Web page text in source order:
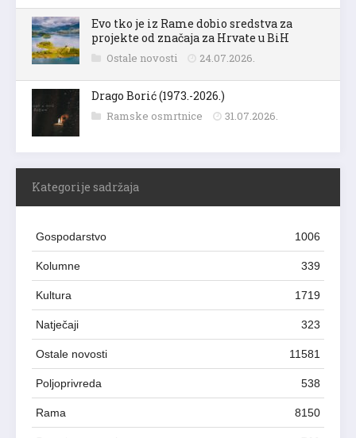
Evo tko je iz Rame dobio sredstva za
projekte od značaja za Hrvate u BiH
Ostale novosti 24.07.2026.
Drago Borić (1973.-2026.)
Ramske osmrtnice 31.07.2026.
Kategorije sadržaja
Gospodarstvo 1006
Kolumne 339
Kultura 1719
Natječaji 323
Ostale novosti 11581
Poljoprivreda 538
Rama 8150